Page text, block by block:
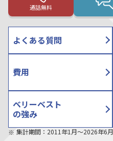
通話無料
よくある質問
費用
ベリーベスト
の強み
集計期間：2011年1月〜2026年6